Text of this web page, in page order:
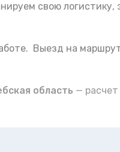
свою
Выезд на
область —